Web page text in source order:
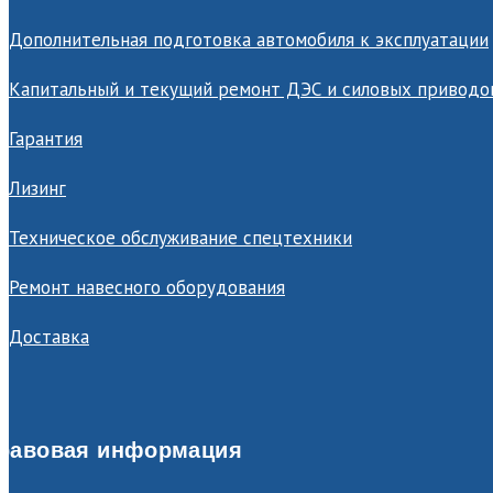
Дополнительная подготовка автомобиля к эксплуатации
Капитальный и текущий ремонт ДЭС и силовых
Гарантия
Лизинг
Техническое обслуживание спецтехники
Ремонт навесного оборудования
Доставка
информация